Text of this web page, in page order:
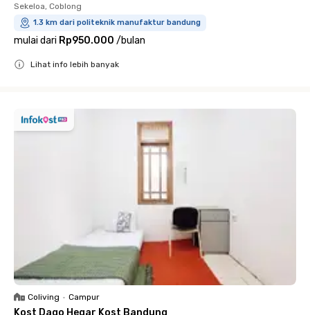
Sekeloa, Coblong
1.3 km dari politeknik manufaktur bandung
mulai dari Rp950.000 /bulan
Lihat info lebih banyak
Coliving • Campur
Kost Dago Hegar Kost Bandung